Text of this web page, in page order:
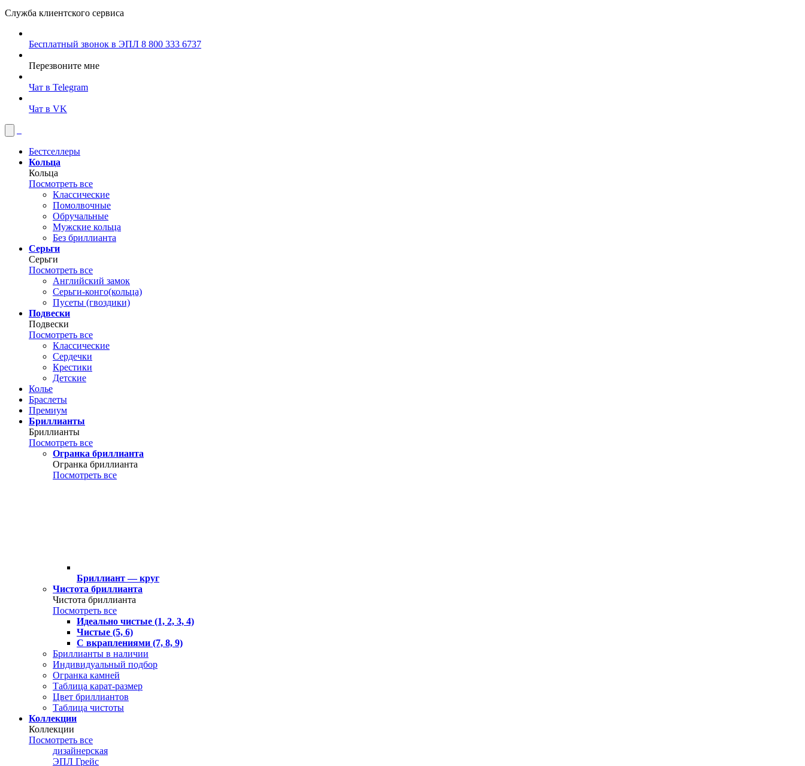
Служба клиентского сервиса
Бесплатный звонок в ЭПЛ 8 800 333 6737
Перезвоните мне
Чат в Telegram
Чат в VK
Бестселлеры
Кольца
Кольца
Посмотреть все
Классические
Помолвочные
Обручальные
Мужские кольца
Без бриллианта
Серьги
Серьги
Посмотреть все
Английский замок
Серьги-конго(кольца)
Пусеты (гвоздики)
Подвески
Подвески
Посмотреть все
Классические
Сердечки
Крестики
Детские
Колье
Браслеты
Премиум
Бриллианты
Бриллианты
Посмотреть все
Огранка бриллианта
Огранка бриллианта
Посмотреть все
Бриллиант — круг
Чистота бриллианта
Чистота бриллианта
Посмотреть все
Идеально чистые (1, 2, 3, 4)
Чистые (5, 6)
С вкраплениями (7, 8, 9)
Бриллианты в наличии
Индивидуальный подбор
Огранка камней
Таблица карат-размер
Цвет бриллиантов
Таблица чистоты
Коллекции
Коллекции
Посмотреть все
дизайнерская
ЭПЛ Грейс